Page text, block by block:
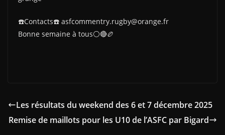
☎️Contacts☎️ asfcommentry.rugby@orange.fr
Bonne semaine à tous⚪️🔴🏉
Les résultats du weekend des 6 et 7 décembre 2025
Remise de maillots pour les U10 de l’ASFC par Bigard